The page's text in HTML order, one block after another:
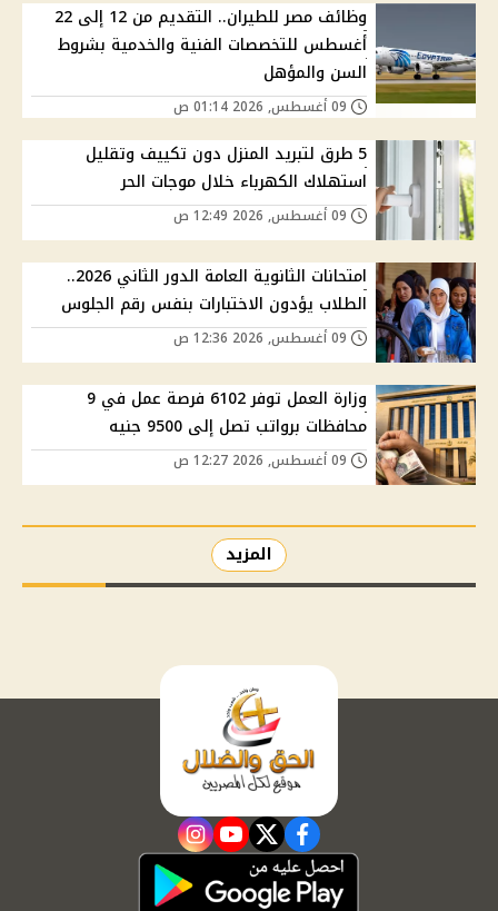
وظائف مصر للطيران.. التقديم من 12 إلى 22
أغسطس للتخصصات الفنية والخدمية بشروط
السن والمؤهل
5 طرق لتبريد المنزل دون تكييف وتقليل
استهلاك الكهرباء خلال موجات الحر
امتحانات الثانوية العامة الدور الثاني 2026..
الطلاب يؤدون الاختبارات بنفس رقم الجلوس
وزارة العمل توفر 6102 فرصة عمل في 9
محافظات برواتب تصل إلى 9500 جنيه
المزيد
facebook
twitter
youtube
instagram